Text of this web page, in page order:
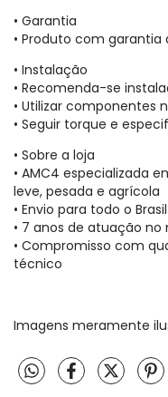
• Garantia
• Produto com
• Instalação
• Recomenda-se
• Utilizar componentes
• Seguir torque e
• Sobre a loja
• AMC4 especializada
leve, pesada e agrícola
• Envio para todo o Brasil
• 7 anos de atuação no
• Compromisso com
técnico
Imagens meramente